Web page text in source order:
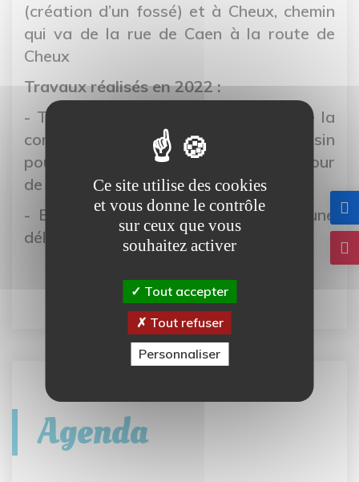
(création d’un fossé) et à Cheux, chemin
qui va de la rue de Caen à la route de
Cheux
Travaux réalisés en 2022 :
- Travaux de curage sur le puisard de la
commune déléguée de Putot-en-Bessin
pour limiter les inondations du carrefour
de l’église de Putot-en-Bessin.
- Extension d’un bassin sur la commune
déléguée de Brouay (rue d’Audrieu).
Agenda
Ce site utilise des cookies
et vous donne le contrôle
sur ceux que vous
souhaitez activer
Tout accepter
Tout refuser
Personnaliser